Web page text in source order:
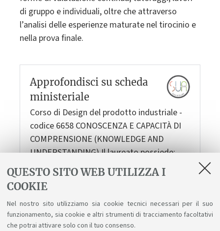
QUESTO SITO WEB UTILIZZA I
COOKIE
Nel nostro sito utilizziamo sia cookie tecnici necessari per il suo
funzionamento, sia cookie e altri strumenti di tracciamento facoltativi
che potrai attivare solo con il tuo consenso.
di gruppo e individuali, oltre che attraverso
l’analisi delle esperienze maturate nel tirocinio e
nella prova finale.
Approfondisci su scheda
ministeriale
Corso di Design del prodotto industriale -
codice 6658 CONOSCENZA E CAPACITÀ DI
COMPRENSIONE (KNOWLEDGE AND
UNDERSTANDING) Il laureato possiede: -
Conoscenze relative ad aspetti teorici e
metodologici nel processo progettuale di
design; - Conoscenze relative ad aspetti
tecnico-scientifici nel processo…
Leggi di più